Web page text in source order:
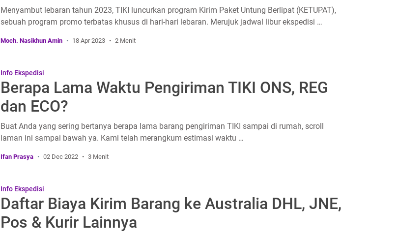
Menyambut lebaran tahun 2023, TIKI luncurkan program Kirim Paket Untung Berlipat (KETUPAT),
sebuah program promo terbatas khusus di hari-hari lebaran. Merujuk jadwal libur ekspedisi …
Moch. Nasikhun Amin 18 Apr 2023 2 Menit
Info Ekspedisi
Berapa Lama Waktu Pengiriman TIKI ONS, REG
dan ECO?
Buat Anda yang sering bertanya berapa lama barang pengiriman TIKI sampai di rumah, scroll
laman ini sampai bawah ya. Kami telah merangkum estimasi waktu …
Ifan Prasya 02 Dec 2022 3 Menit
Info Ekspedisi
Daftar Biaya Kirim Barang ke Australia DHL, JNE,
Pos & Kurir Lainnya